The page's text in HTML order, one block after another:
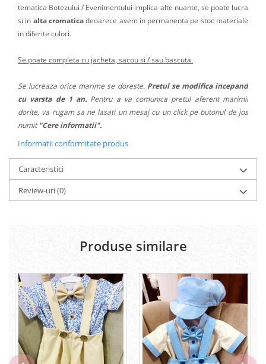
tematica Botezului / Evenimentului implica alte nuante, se poate lucra
si in alta cromaticadeoarece avem in permanenta pe stoc materiale
in diferite culori.
Se poate completa cu jacheta, sacou si / sau bascuta.
Se lucreaza orice marime se doreste. Pretul se modifica incepand
cu varsta de 1 an. Pentru a va comunica pretul aferent marimii
dorite, va rugam sa ne lasati un mesaj cu un click pe butonul de jos
numit"Cere informatii".
Informatii conformitate produs
Caracteristici
Review-uri(0)
Produse similare